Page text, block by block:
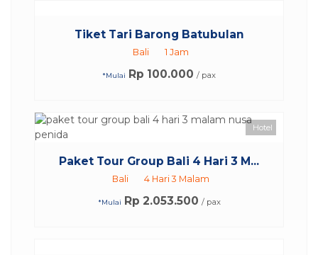
Tiket Tari Barong Batubulan
Bali 1 Jam
*Mulai Rp 100.000 / pax
Paket Tour Group Bali 4 Hari 3 M...
Bali 4 Hari 3 Malam
*Mulai Rp 2.053.500 / pax
Hotel